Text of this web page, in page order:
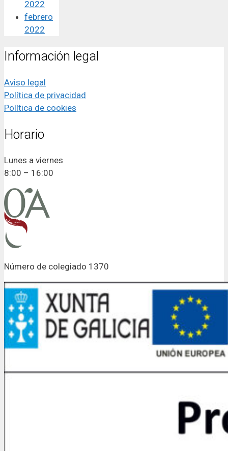
2022
febrero
2022
Información legal
Aviso legal
Política de privacidad
Política de cookies
Horario
Lunes a viernes
8:00 – 16:00
Número de colegiado 1370